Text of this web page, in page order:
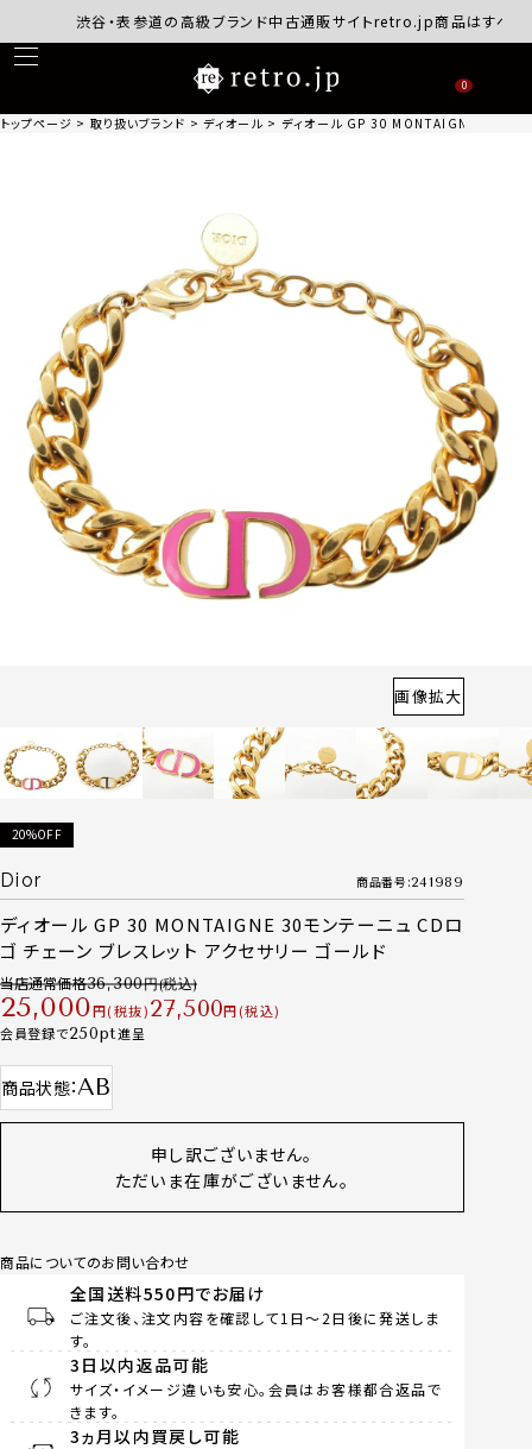
渋谷・表参道の高級ブランド中古通販サイトretro.jp商品はすべて正規
0
トップページ 取り扱いブランド ディオール ディオール GP 30 MONTAIGNE 30モン
画像拡大
20%OFF
Dior 商品番号 241989
ディオール GP 30 MONTAIGNE 30モンテーニュ CDロ
ゴ チェーン ブレスレット アクセサリー ゴールド
当店通常価格36,300
25,000 税抜 27,500
税込
会員登録で250 進呈
商品状態 AB
申し訳ございません。
ただいま在庫がございません。
商品についてのお問い合わせ
全国送料550円でお届け
ご注文後、注文内容を確認して1日～2日後に発送しま
す。
3日以内返品可能
サイズ・イメージ違いも安心。会員はお客様都合返品で
きます。
3ヵ月以内買戻し可能